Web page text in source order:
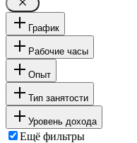
График
Рабочие часы
Опыт
Тип занятости
Уровень дохода
Ещё фильтры